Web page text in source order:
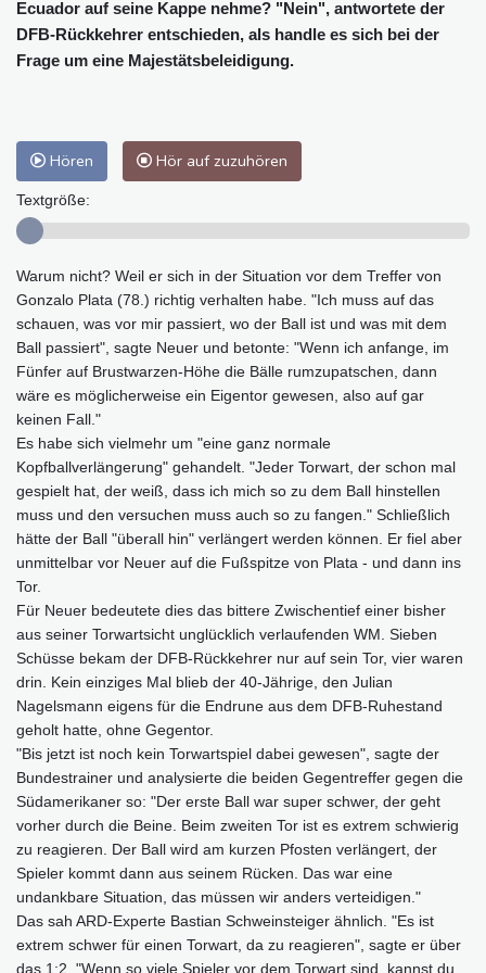
Ecuador auf seine Kappe nehme? "Nein", antwortete der
DFB-Rückkehrer entschieden, als handle es sich bei der
Frage um eine Majestätsbeleidigung.
Hören Hör auf zuzuhören
Textgröße:
Warum nicht? Weil er sich in der Situation vor dem Treffer von
Gonzalo Plata (78.) richtig verhalten habe. "Ich muss auf das
schauen, was vor mir passiert, wo der Ball ist und was mit dem
Ball passiert", sagte Neuer und betonte: "Wenn ich anfange, im
Fünfer auf Brustwarzen-Höhe die Bälle rumzupatschen, dann
wäre es möglicherweise ein Eigentor gewesen, also auf gar
keinen Fall."
Es habe sich vielmehr um "eine ganz normale
Kopfballverlängerung" gehandelt. "Jeder Torwart, der schon mal
gespielt hat, der weiß, dass ich mich so zu dem Ball hinstellen
muss und den versuchen muss auch so zu fangen." Schließlich
hätte der Ball "überall hin" verlängert werden können. Er fiel aber
unmittelbar vor Neuer auf die Fußspitze von Plata - und dann ins
Tor.
Für Neuer bedeutete dies das bittere Zwischentief einer bisher
aus seiner Torwartsicht unglücklich verlaufenden WM. Sieben
Schüsse bekam der DFB-Rückkehrer nur auf sein Tor, vier waren
drin. Kein einziges Mal blieb der 40-Jährige, den Julian
Nagelsmann eigens für die Endrune aus dem DFB-Ruhestand
geholt hatte, ohne Gegentor.
"Bis jetzt ist noch kein Torwartspiel dabei gewesen", sagte der
Bundestrainer und analysierte die beiden Gegentreffer gegen die
Südamerikaner so: "Der erste Ball war super schwer, der geht
vorher durch die Beine. Beim zweiten Tor ist es extrem schwierig
zu reagieren. Der Ball wird am kurzen Pfosten verlängert, der
Spieler kommt dann aus seinem Rücken. Das war eine
undankbare Situation, das müssen wir anders verteidigen."
Das sah ARD-Experte Bastian Schweinsteiger ähnlich. "Es ist
extrem schwer für einen Torwart, da zu reagieren", sagte er über
das 1:2. "Wenn so viele Spieler vor dem Torwart sind, kannst du